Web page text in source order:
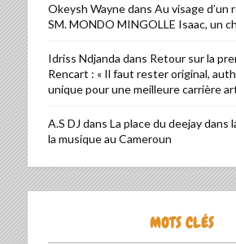
Okeysh Waynedans Au visage d’un
SM. MONDO MINGOLLE Isaac, un
Idriss Ndjanda dans Retour sur la
Rencart : « Il faut rester original,
unique pour une meilleure carrière
A.S DJ dans La place du deejay dans
la musique au Cameroun
MOTS CLÉS